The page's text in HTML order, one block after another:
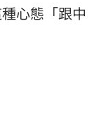
心態「跟中